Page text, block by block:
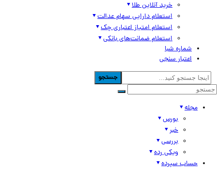
خرید آنلاین طلا
استعلام دارایی سهام عدالت
استعلام امتیاز اعتباری چک
استعلام ضمانت‌های بانکی
شماره شبا
اعتبار سنجی
جستجو
مجله
بورس
خبر
بررسی
ویکی رده
حساب سپرده